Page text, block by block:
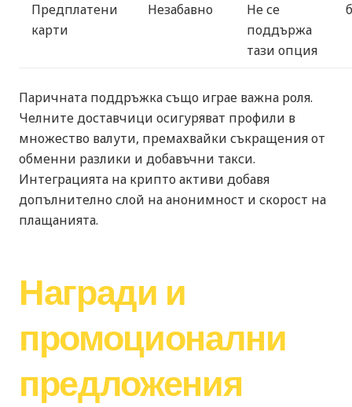
Предплатени
карти
Незабавно
Не се
поддържа
тази опция
Паричната поддръжка също играе важна роля.
Челните доставчици осигуряват профили в
множество валути, премахвайки съкращения от
обменни разлики и добавъчни такси.
Интеграцията на крипто активи добавя
допълнително слой на анонимност и скорост на
плащанията.
Награди и
промоционални
предложения